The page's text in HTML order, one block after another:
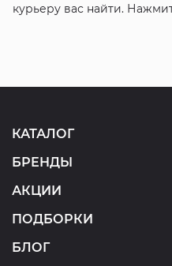
курьеру вас найти.
КАТАЛОГ
БРЕНДЫ
АКЦИИ
ПОДБОРКИ
БЛОГ